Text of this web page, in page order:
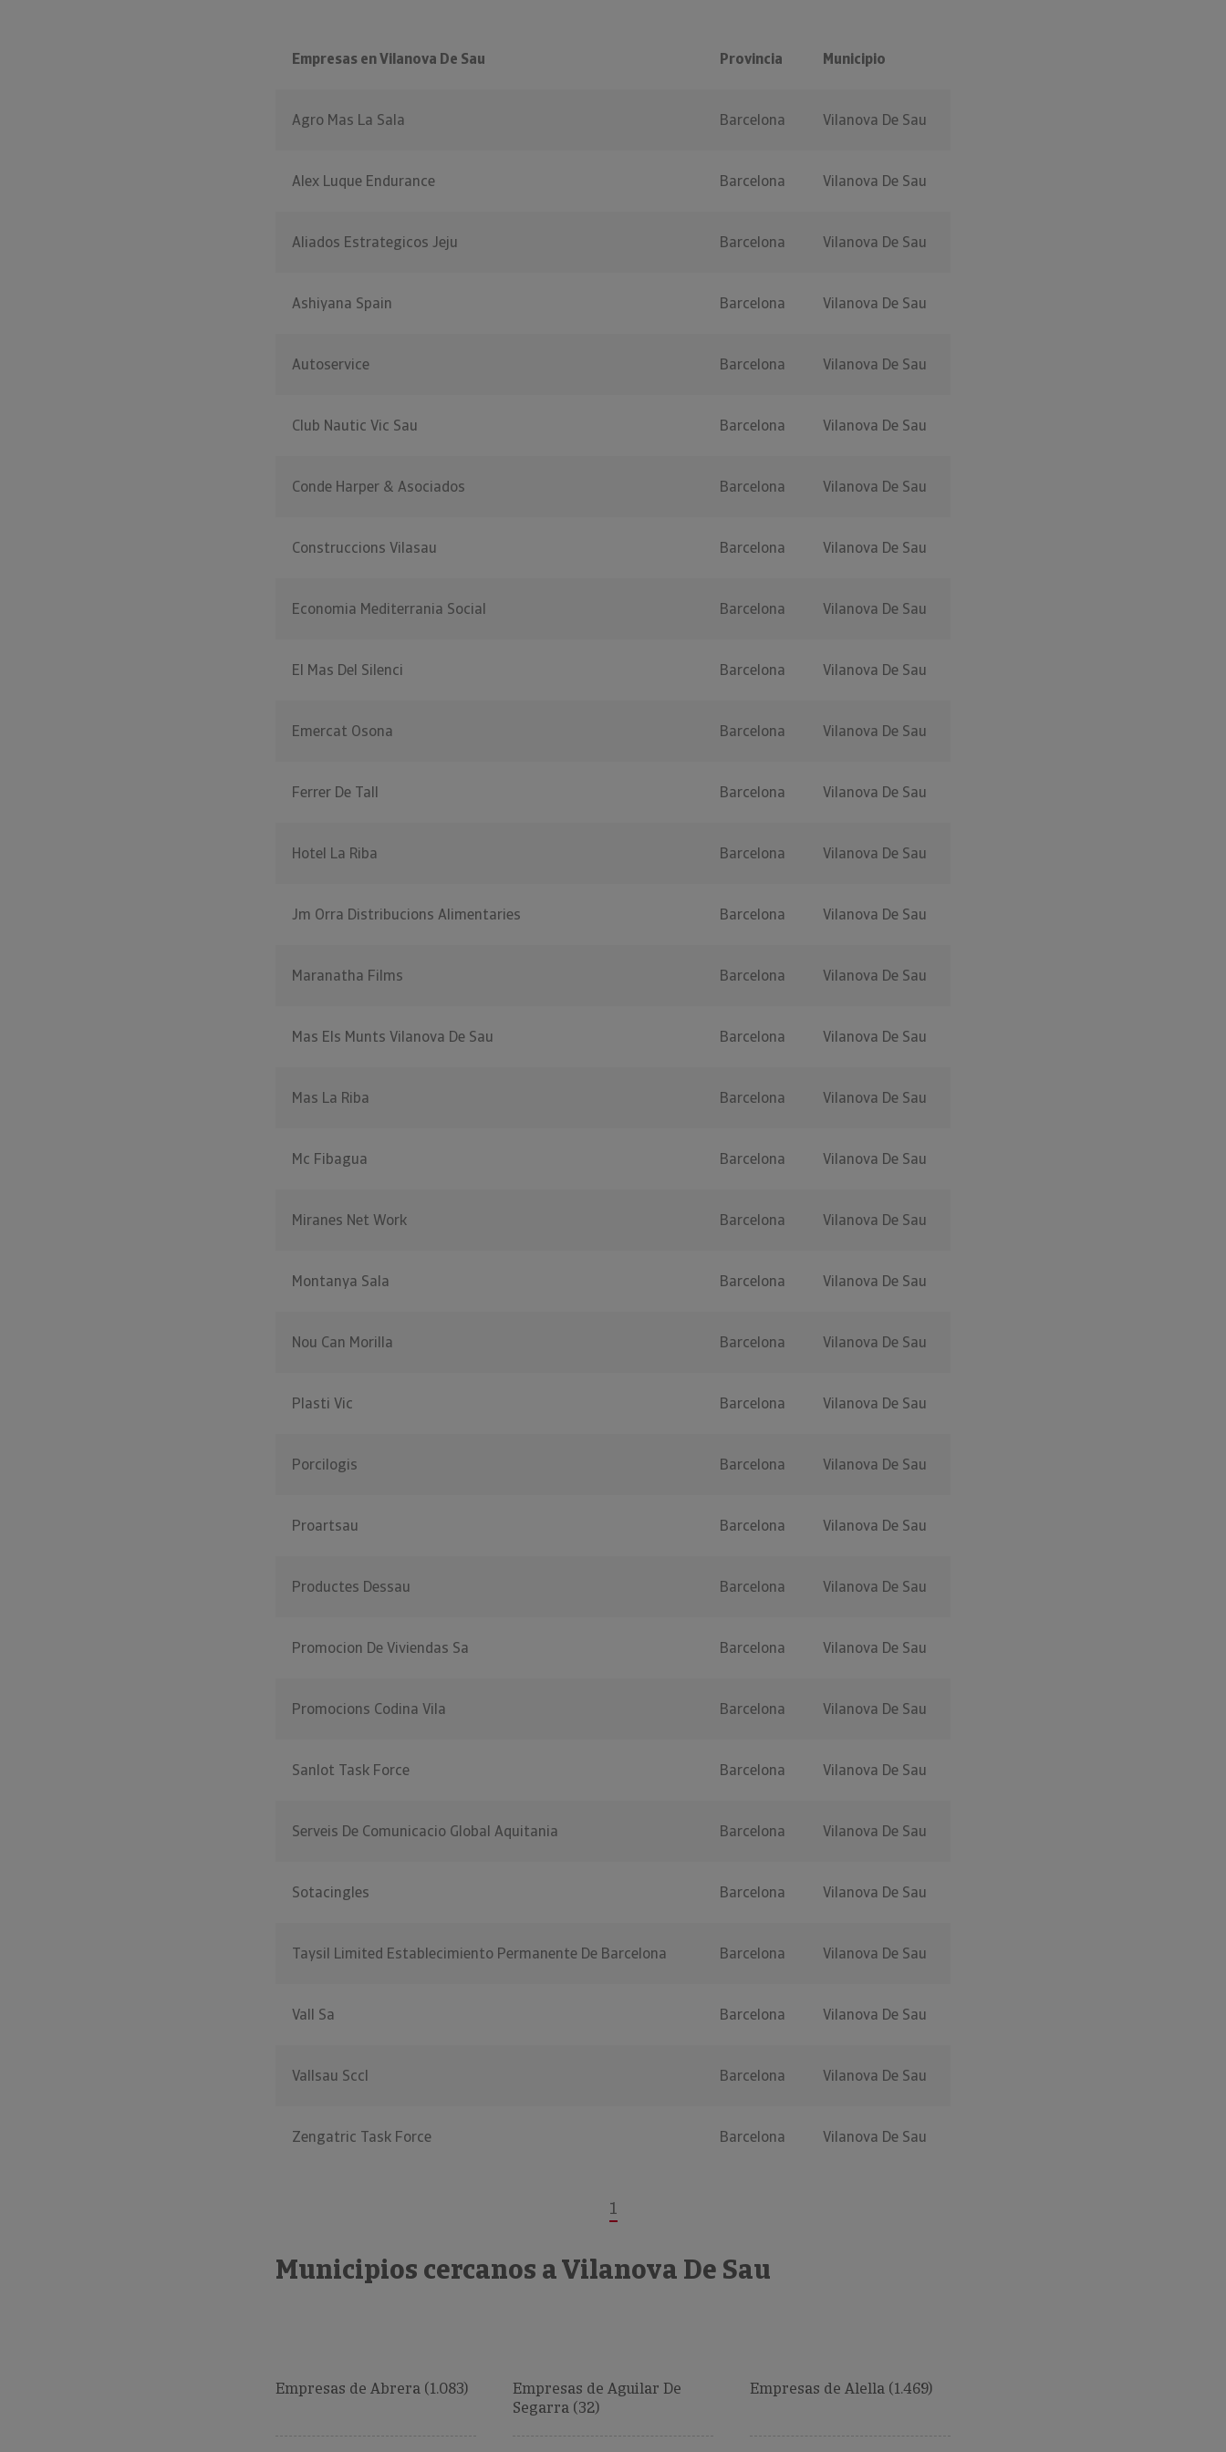
Empresas en Vilanova De Sau Provincia Municipio
Agro Mas La Sala Barcelona Vilanova De Sau
Alex Luque Endurance Barcelona Vilanova De Sau
Aliados Estrategicos Jeju Barcelona Vilanova De Sau
Ashiyana Spain Barcelona Vilanova De Sau
Autoservice Barcelona Vilanova De Sau
Club Nautic Vic Sau Barcelona Vilanova De Sau
Conde Harper & Asociados Barcelona Vilanova De Sau
Construccions Vilasau Barcelona Vilanova De Sau
Economia Mediterrania Social Barcelona Vilanova De Sau
El Mas Del Silenci Barcelona Vilanova De Sau
Emercat Osona Barcelona Vilanova De Sau
Ferrer De Tall Barcelona Vilanova De Sau
Hotel La Riba Barcelona Vilanova De Sau
Jm Orra Distribucions Alimentaries Barcelona Vilanova De Sau
Maranatha Films Barcelona Vilanova De Sau
Mas Els Munts Vilanova De Sau Barcelona Vilanova De Sau
Mas La Riba Barcelona Vilanova De Sau
Mc Fibagua Barcelona Vilanova De Sau
Miranes Net Work Barcelona Vilanova De Sau
Montanya Sala Barcelona Vilanova De Sau
Nou Can Morilla Barcelona Vilanova De Sau
Plasti Vic Barcelona Vilanova De Sau
Porcilogis Barcelona Vilanova De Sau
Proartsau Barcelona Vilanova De Sau
Productes Dessau Barcelona Vilanova De Sau
Promocion De Viviendas Sa Barcelona Vilanova De Sau
Promocions Codina Vila Barcelona Vilanova De Sau
Sanlot Task Force Barcelona Vilanova De Sau
Serveis De Comunicacio Global Aquitania Barcelona Vilanova De Sau
Sotacingles Barcelona Vilanova De Sau
Taysil Limited Establecimiento Permanente De Barcelona Barcelona Vilanova De Sau
Vall Sa Barcelona Vilanova De Sau
Vallsau Sccl Barcelona Vilanova De Sau
Zengatric Task Force Barcelona Vilanova De Sau
1
Municipios cercanos a Vilanova De Sau
Empresas de Abrera (1.083)
Empresas de Aguilar De
Segarra (32)
Empresas de Alella (1.469)